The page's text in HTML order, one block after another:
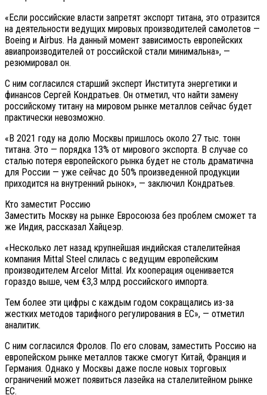
«Если российские власти запретят экспорт титана, это отразится
на деятельности ведущих мировых производителей самолетов —
Boeing и Airbus. На данный момент зависимость европейских
авиапроизводителей от российской стали минимальна», —
резюмировал он.
С ним согласился старший эксперт Института энергетики и
финансов Сергей Кондратьев. Он отметил, что найти замену
российскому титану на мировом рынке металлов сейчас будет
практически невозможно.
«В 2021 году на долю Москвы пришлось около 27 тыс. тонн
титана. Это — порядка 13% от мирового экспорта. В случае со
сталью потеря европейского рынка будет не столь драматична
для России — уже сейчас до 50% произведенной продукции
приходится на внутренний рынок», — заключил Кондратьев.
Кто заместит Россию
Заместить Москву на рынке Евросоюза без проблем сможет та
же Индия, рассказал Хайцеэр.
«Несколько лет назад крупнейшая индийская сталелитейная
компания Mittal Steel слилась с ведущим европейским
производителем Arcelor Mittal. Их кооперация оценивается
гораздо выше, чем €3,3 млрд российского импорта.
Тем более эти цифры с каждым годом сокращались из-за
жестких методов тарифного регулирования в ЕС», — отметил
аналитик.
С ним согласился Фролов. По его словам, заместить Россию на
европейском рынке металлов также смогут Китай, Франция и
Германия. Однако у Москвы даже после новых торговых
ограничений может появиться лазейка на сталелитейном рынке
ЕС.